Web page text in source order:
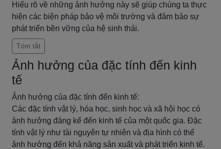
Hiểu rõ về những ảnh hưởng này sẽ giúp chúng ta thực
hiện các biện pháp bảo vệ môi trường và đảm bảo sự
phát triển bền vững của hệ sinh thái.
Tóm tắt
Ảnh hưởng của đặc tính đến kinh
tế
Ảnh hưởng của đặc tính đến kinh tế:
Các đặc tính vật lý, hóa học, sinh học và xã hội học có
ảnh hưởng đáng kể đến kinh tế của một quốc gia. Đặc
tính vật lý như tài nguyên tự nhiên và địa hình có thể
ảnh hưởng đến khả năng sản xuất và phát triển kinh tế.